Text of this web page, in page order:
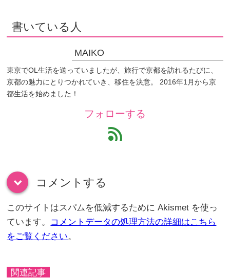
書いている人
MAIKO
東京でOL生活を送っていましたが、旅行で京都を訪れるたびに、
京都の魅力にとりつかれていき、移住を決意。 2016年1月から京
都生活を始めました！
フォローする
feed
down コメントする
このサイトはスパムを低減するために Akismet を使っ
ています。 コメントデータの処理方法の詳細はこちら
をご覧ください。
関連記事